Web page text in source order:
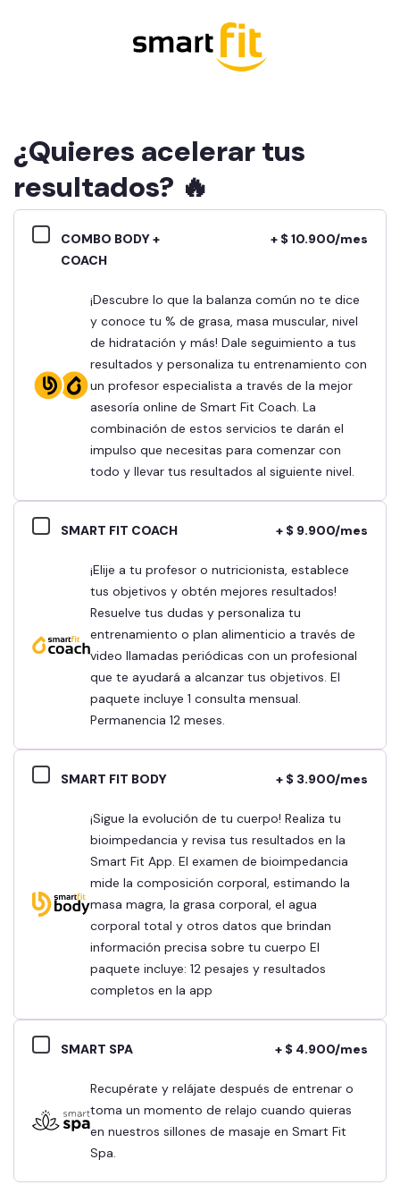
¿Quieres acelerar tus
resultados? 🔥
COMBO BODY +
COACH
+ $ 10.900/mes
¡Descubre lo que la balanza común no te dice
y conoce tu % de grasa, masa muscular, nivel
de hidratación y más! Dale seguimiento a tus
resultados y personaliza tu entrenamiento con
un profesor especialista a través de la mejor
asesoría online de Smart Fit Coach. La
combinación de estos servicios te darán el
impulso que necesitas para comenzar con
todo y llevar tus resultados al siguiente nivel.
SMART FIT COACH + $ 9.900/mes
¡Elije a tu profesor o nutricionista, establece
tus objetivos y obtén mejores resultados!
Resuelve tus dudas y personaliza tu
entrenamiento o plan alimenticio a través de
video llamadas periódicas con un profesional
que te ayudará a alcanzar tus objetivos. El
paquete incluye 1 consulta mensual.
Permanencia 12 meses.
SMART FIT BODY + $ 3.900/mes
¡Sigue la evolución de tu cuerpo! Realiza tu
bioimpedancia y revisa tus resultados en la
Smart Fit App. El examen de bioimpedancia
mide la composición corporal, estimando la
masa magra, la grasa corporal, el agua
corporal total y otros datos que brindan
información precisa sobre tu cuerpo El
paquete incluye: 12 pesajes y resultados
completos en la app
SMART SPA + $ 4.900/mes
Recupérate y relájate después de entrenar o
toma un momento de relajo cuando quieras
en nuestros sillones de masaje en Smart Fit
Spa.